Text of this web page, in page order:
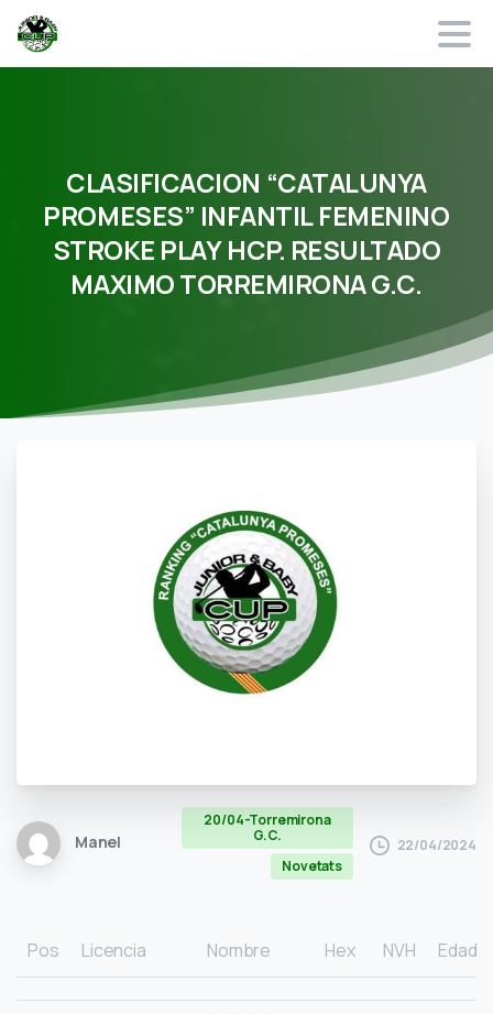
CLASIFICACION “CATALUNYA
PROMESES” INFANTILFEMENINO
STROKE PLAY HCP. RESULTADO
MAXIMOTORREMIRONAG.C.
Manel
20/04-Torremirona
G.C.
Novetats
22/04/2024
Pos Licencia Nombre Hex NVH Edad